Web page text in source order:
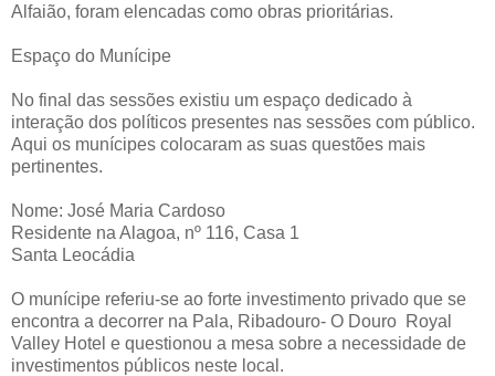
Alfaião, foram elencadas como obras prioritárias.
Espaço do Munícipe
No final das sessões existiu um espaço dedicado à
interação dos políticos presentes nas sessões com público.
Aqui os munícipes colocaram as suas questões mais
pertinentes.
Nome: José Maria Cardoso
Residente na Alagoa, nº 116, Casa 1
Santa Leocádia
O munícipe referiu-se ao forte investimento privado que se
encontra a decorrer na Pala, Ribadouro- O Douro Royal
Valley Hotel e questionou a mesa sobre a necessidade de
investimentos públicos neste local.